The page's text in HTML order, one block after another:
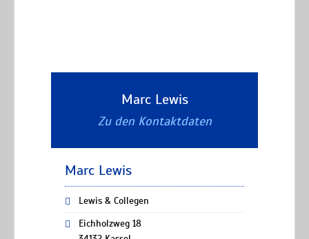
Marc Lewis
Zu den Kontaktdaten
Marc Lewis
Lewis & Collegen
Eichholzweg 18